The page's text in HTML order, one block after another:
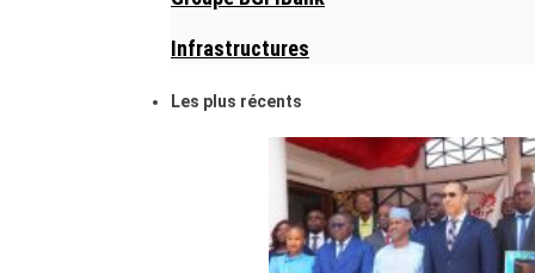
Infrastructures
Les plus récents